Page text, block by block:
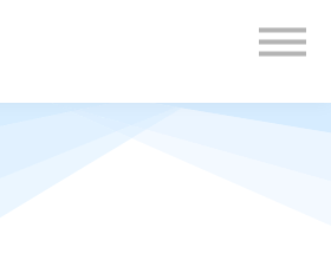
een gesprek